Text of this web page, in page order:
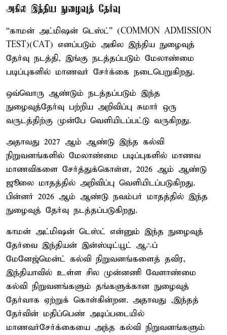
அகில இந்திய நுழைவுத் தேர்வு
“காமன் அட்மிஷன் டெஸ்ட்” (COMMON ADMISSION
TEST)(CAT) எனப்படும் அகில இந்திய நுழைவுத்
தேர்வு நடத்தி, இங்கு நடத்தப்படும் மேலாண்மை
படிப்புகளில் மாணவர் சேர்க்கை நடைபெறுகிறது.
ஒவ்வொரு ஆண்டும் நடத்தப்படும் இந்த
நுழைவுத்தேர்வு பற்றிய அறிவிப்பு சுமார் ஒரு
வருடத்திற்கு முன்பே வெளியிடப்பட்டு வருகிறது.
அதாவது 2027 ஆம் ஆண்டு இந்த கல்வி
நிறுவனங்களில் மேலாண்மை படிப்புகளில் மாணவ
மாணவிகளை சேர்த்துக்கொள்ள, 2026 ஆம் ஆண்டு
ஜூலை மாதத்தில் அறிவிப்பு வெளியிடப்படுகிறது.
பின்னர் 2026 ஆம் ஆண்டு நவம்பர் மாதத்தில் இந்த
நுழைவுத் தேர்வு நடத்தப்படுகிறது.
காமன் அட்மிஷன் டெஸ்ட் என்னும் இந்த நுழைவுத்
தேர்வை இந்தியன் இன்ஸ்டிட்யூட் ஆஃப்
மேனேஜ்மென்ட் கல்வி நிறுவனங்களைத் தவிர,
இந்தியாவில் உள்ள சில முன்னணி வேளாண்மை
கல்வி நிறுவனங்களும் தங்களுக்கான நுழைவுத்
தேர்வாக ஏற்றுக் கொள்கின்றன. அதாவது ,இந்தத்
தேர்வின் மதிப்பெண் அடிப்படையில்
மாணவர்சேர்க்கையை அந்த கல்வி நிறுவனங்களும்